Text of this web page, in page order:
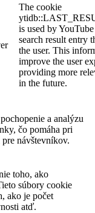
The cookie
is used by
search result entry
the user. This
improve the user
providing more
in the future.
a analýzu
čo pomáha pri
návštevníkov.
toho, ako
súbory cookie
ako je počet
atď.